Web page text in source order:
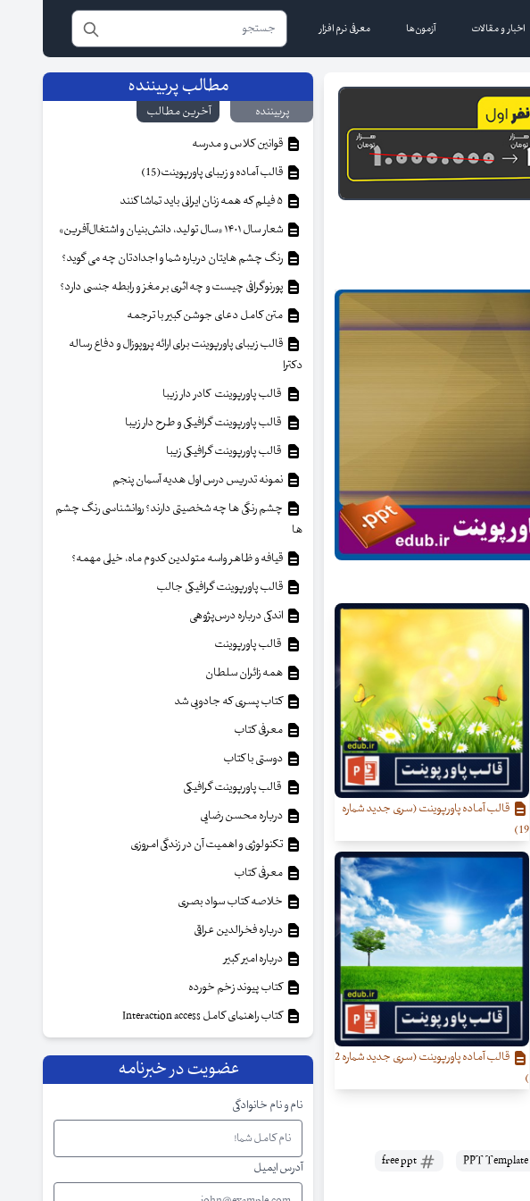
اخبار و مقالات آزمون‌ها معرفی نرم افزار
قالب آماده پاورپوینت (سری جدید شماره
19)
قالب آماده پاورپوینت (سری جدید شماره 2
)
مطالب پربیننده
پربیننده
آخرین مطالب
قوانین کلاس و مدرسه
قالب آماده و زیبای پاورپوینت(15)
شعار سال ۱۴۰۱ «سال تولید، دانش‌بنیان و اشتغال‌آفرین»
رنگ چشم هایتان درباره شما و اجدادتان چه می گوید؟
پورنوگرافی چیست و چه اثری بر مغز و رابطه جنسی دارد؟
متن کامل دعای جوشن کبیر با ترجمه
قالب زیبای پاورپوینت برای ارائه پروپوزال و دفاع رساله
دکترا
قالب پاورپوینت کادر دار زیبا
قالب پاورپوینت گرافیکی و طرح دار زیبا
قالب پاورپوینت گرافیکی زیبا
نمونه تدریس درس اول هدیه آسمان پنجم
چشم رنگی ها چه شخصیتی دارند؟ روانشناسی رنگ چشم
ها
قیافه و ظاهر واسه متولدین کدوم ماه، خیلی مهمه؟
قالب پاورپوینت گرافیکی جالب
اندکی درباره درس‌پژوهی
قالب پاورپوینت
همه زائران سلطان
کتاب پسری که جادویی شد
معرفی کتاب
دوستی با کتاب
قالب پاورپوینت گرافیکی
درباره محسن رضایی
تکنولوژی و اهمیت آن در زندگی امروزی
معرفی کتاب
خلاصه کتاب سواد بصری
درباره فخرالدین عراقی
درباره امیر کبیر
کتاب پیوند زخم خورده
کتاب راهنمای کامل Interaction access
عضویت در خبرنامه
نام و نام خانوادگی
آدرس ایمیل